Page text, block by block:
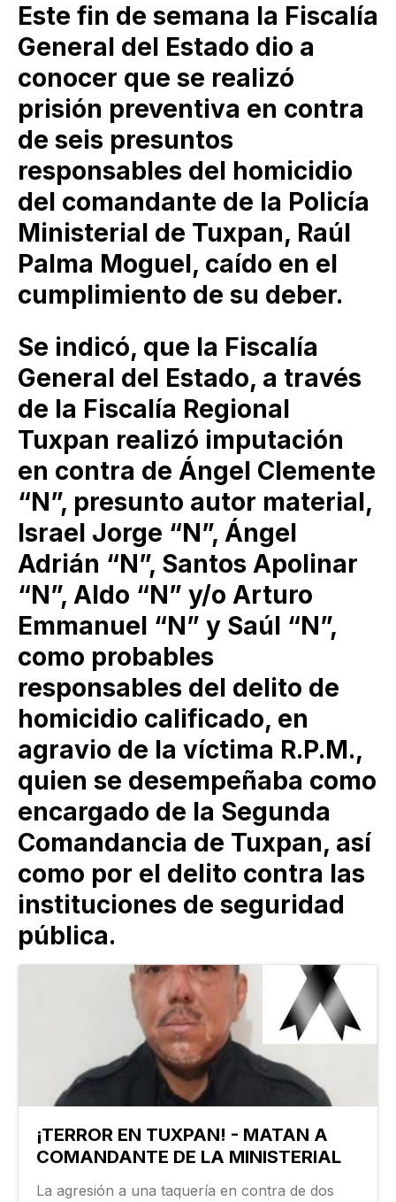
Este fin de semana la Fiscalía
General del Estado dio a
conocer que se realizó
prisión preventiva en contra
de seis presuntos
responsables del homicidio
del comandante de la Policía
Ministerial de Tuxpan, Raúl
Palma Moguel, caído en el
cumplimiento de su deber.
Se indicó, que la Fiscalía
General del Estado, a través
de la Fiscalía Regional
Tuxpan realizó imputación
en contra de Ángel Clemente
“N”, presunto autor material,
Israel Jorge “N”, Ángel
Adrián “N”, Santos Apolinar
“N”, Aldo “N” y/o Arturo
Emmanuel “N” y Saúl “N”,
como probables
responsables del delito de
homicidio calificado, en
agravio de la víctima R.P.M.,
quien se desempeñaba como
encargado de la Segunda
Comandancia de Tuxpan, así
como por el delito contra las
instituciones de seguridad
pública.
¡TERROR EN TUXPAN! - MATAN A
COMANDANTE DE LA MINISTERIAL
La agresión a una taquería en contra de dos